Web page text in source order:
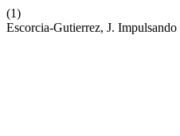
(1)
Escorcia-Gutierrez, J.